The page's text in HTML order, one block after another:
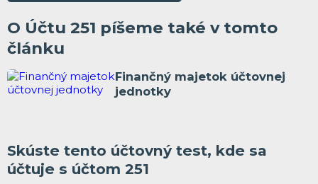
O Účtu 251 píšeme také v tomto
článku
Finančný majetok účtovnej
jednotky
Skúste tento účtovný test, kde sa
účtuje s účtom 251